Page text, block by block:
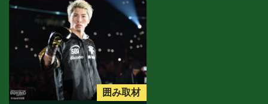
囲み取材